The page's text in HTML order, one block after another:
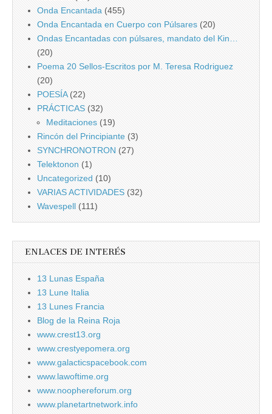
Onda Encantada (455)
Onda Encantada en Cuerpo con Púlsares (20)
Ondas Encantadas con púlsares, mandato del Kin…
(20)
Poema 20 Sellos-Escritos por M. Teresa Rodriguez
(20)
POESÍA(22)
PRÁCTICAS (32)
Meditaciones (19)
Rincón del Principiante (3)
SYNCHRONOTRON (27)
Telektonon (1)
Uncategorized (10)
VARIAS ACTIVIDADES (32)
Wavespell (111)
ENLACES DE INTERÉS
13 Lunas España
13 Lune Italia
13 Lunes Francia
Blog de la Reina Roja
www.crest13.org
www.crestyepomera.org
www.galacticspacebook.com
www.lawoftime.org
www.noophereforum.org
www.planetartnetwork.info